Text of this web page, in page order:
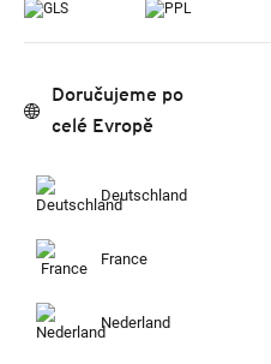
Doručujeme po
celé Evropě
Deutschland
France
Nederland